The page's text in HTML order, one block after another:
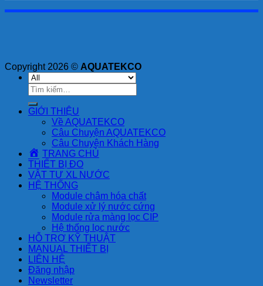
Copyright 2026 © AQUATEKCO
Tìm
kiếm:
GIỚI THIỆU
Về AQUATEKCO
Câu Chuyện AQUATEKCO
Câu Chuyện Khách Hàng
TRANG CHỦ
THIẾT BỊ ĐO
VẬT TƯ XL NƯỚC
HỆ THỐNG
Module châm hóa chất
Module xử lý nước cứng
Module rửa màng lọc CIP
Hệ thống lọc nước
HỖ TRỢ KỸ THUẬT
MANUAL THIẾT BỊ
LIÊN HỆ
Đăng nhập
Newsletter